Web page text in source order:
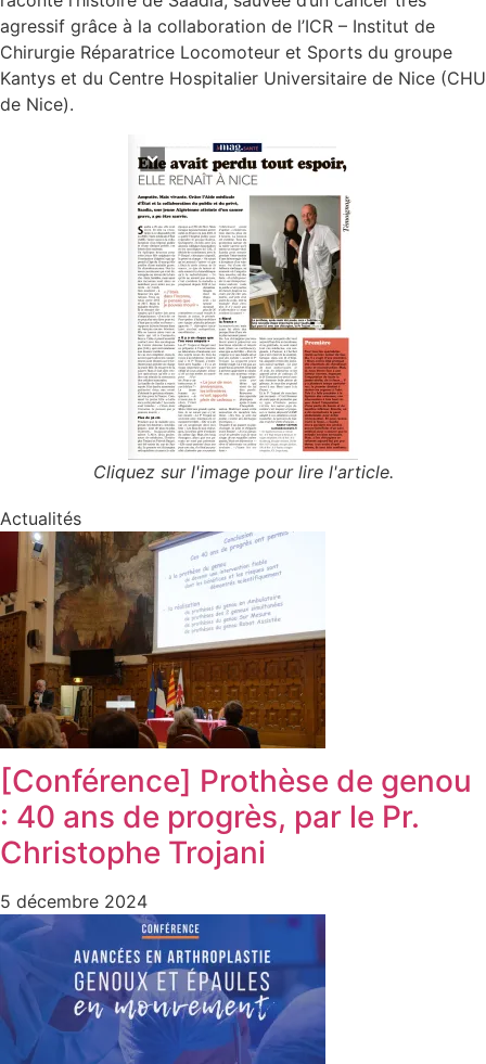
agressif grâce à la collaboration de l’ICR – Institut de
Chirurgie Réparatrice Locomoteur et Sports du groupe
Kantys et du Centre Hospitalier Universitaire de Nice (CHU
de Nice).
Cliquez sur l'image pour lire l'article.
Actualités
[Conférence] Prothèse de genou
: 40 ans de progrès, par le Pr.
Christophe Trojani
5 décembre 2024